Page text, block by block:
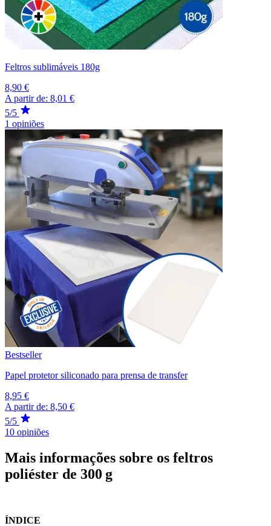
Feltros sublimáveis 180g
8,90 €
A partir de: 8,01 €
5/5
1 opiniões
Bestseller
Papel protetor siliconado para prensa de transfer
8,95 €
A partir de: 8,50 €
5/5
10 opiniões
Mais informações sobre os feltros
poliéster de 300 g
ÍNDICE